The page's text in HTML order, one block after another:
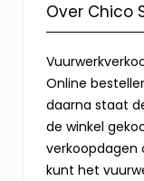
Over Chico
Online
daarna staat
de winkel
verkoopdagen
kunt het